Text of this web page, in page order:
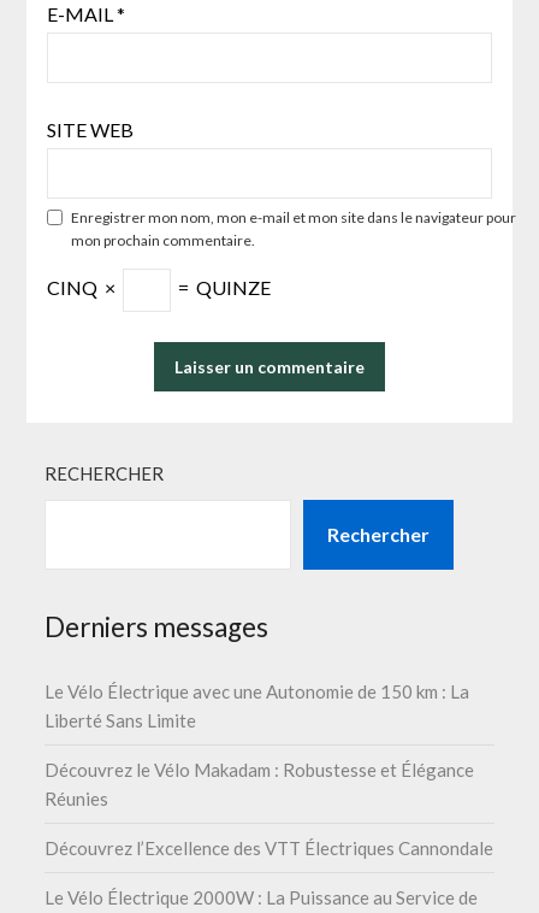
E-MAIL *
SITE WEB
Enregistrer mon nom, mon e-mail et mon site dans le navigateur pour
mon prochain commentaire.
CINQ × = QUINZE
RECHERCHER
Rechercher
Derniers messages
Le Vélo Électrique avec une Autonomie de 150 km : La
Liberté Sans Limite
Découvrez le Vélo Makadam : Robustesse et Élégance
Réunies
Découvrez l’Excellence des VTT Électriques Cannondale
Le Vélo Électrique 2000W : La Puissance au Service de